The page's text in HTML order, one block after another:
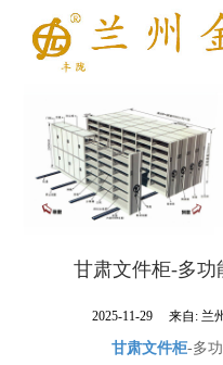
甘肃文件柜-多功
2025-11-29 来自: 兰
甘肃文件柜-多